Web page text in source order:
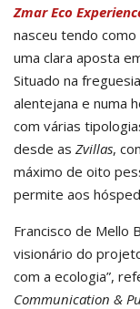
Zmar Eco
nasceu tendo
uma clara aposta
Situado na
alentejana e numa
com várias
desde as Zvillas,
máximo de oito
permite aos
Francisco de Mello
visionário do
com a ecologia”,
Communication &